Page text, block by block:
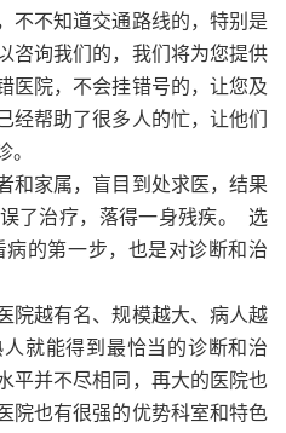
不不知道交通路线的，特别是
咨询我们的，我们将为您提供
医院，不会挂错号的，让您及
经帮助了很多人的忙，让他们
。
和家属，盲目到处求医，结果
了治疗，落得一身残疾。 选
的第一步，也是对诊断和治
院越有名、规模越大、病人越
就能得到最恰当的诊断和治
平并不尽相同，再大的医院也
院也有很强的优势科室和特色